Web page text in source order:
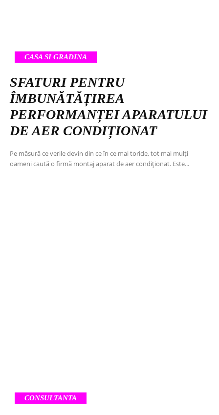
CASA SI GRADINA
SFATURI PENTRU
ÎMBUNĂTĂȚIREA
PERFORMANȚEI APARATULUI
DE AER CONDIȚIONAT
Pe măsură ce verile devin din ce în ce mai toride, tot mai mulți
oameni caută o firmă montaj aparat de aer condiționat. Este...
CONSULTANTA